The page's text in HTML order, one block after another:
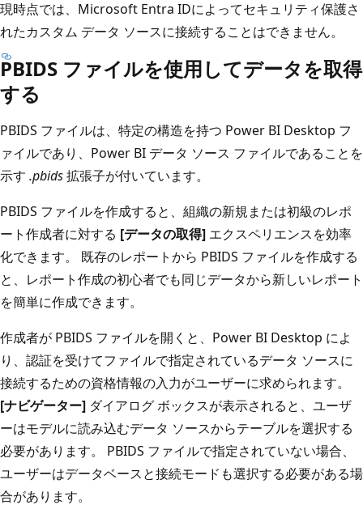
現時点では、Microsoft Entra IDによってセキュリティ保護さ
れたカスタム データ ソースに接続することはできません。
PBIDS ファイルを使用してデータを取得
する
PBIDS ファイルは、特定の構造を持つ Power BI Desktop フ
ァイルであり、Power BI データ ソース ファイルであることを
示す .pbids拡張子が付いています。
PBIDS ファイルを作成すると、組織の新規または初級のレポ
ート作成者に対する [データの取得] エクスペリエンスを効率
化できます。 既存のレポートから PBIDS ファイルを作成する
と、レポート作成の初心者でも同じデータから新しいレポート
を簡単に作成できます。
作成者が PBIDS ファイルを開くと、Power BI Desktop によ
り、認証を受けてファイルで指定されているデータ ソースに
接続するための資格情報の入力がユーザーに求められます。
[ナビゲーター] ダイアログ ボックスが表示されると、ユーザ
ーはモデルに読み込むデータ ソースからテーブルを選択する
必要があります。 PBIDS ファイルで指定されていない場合、
ユーザーはデータベースと接続モードも選択する必要がある場
合があります。